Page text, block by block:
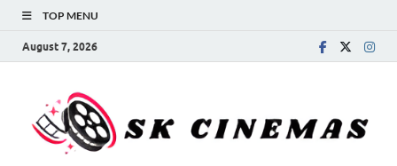
TOP MENU
August 7, 2026